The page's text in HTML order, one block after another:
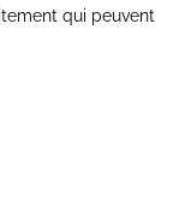
qui peuvent